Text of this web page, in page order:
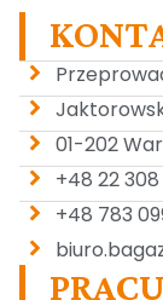
01-202
+48 22
+48 783